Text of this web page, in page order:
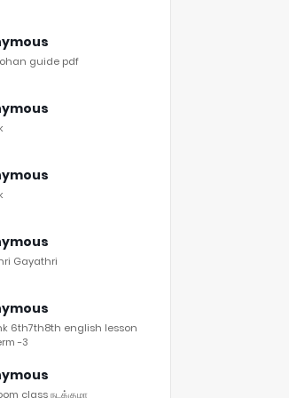
guide pdf
Gayathri
6th7th8th english lesson
-3
class நடக்குமா